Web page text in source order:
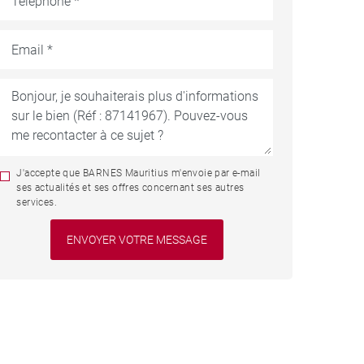
J'accepte que BARNES Mauritius m'envoie par e-mail
ses actualités et ses offres concernant ses autres
services.